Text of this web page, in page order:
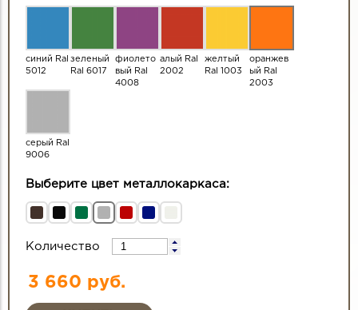
синий Ral
5012
зеленый
Ral 6017
фиолето
вый Ral
4008
алый Ral
2002
желтый
Ral 1003
оранжев
ый Ral
2003
серый Ral
9006
Выберите цвет металлокаркаса:
Количество
3 660 руб.